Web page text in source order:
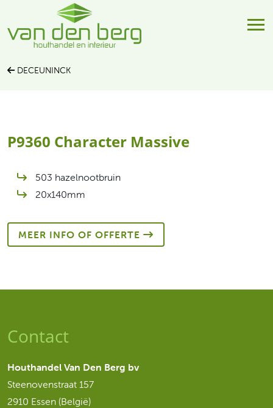
DECEUNINCK
P9360 Character Massive
503 hazelnootbruin
20x140mm
MEER INFO OF OFFERTE
Contact
Houthandel Van Den Berg bv
Steenovenstraat 157
2910 Essen (België)